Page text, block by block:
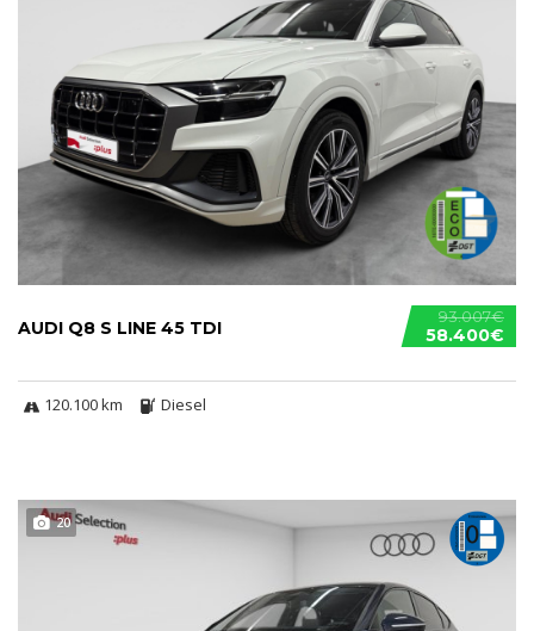
93.007€
58.400€
AUDI Q8 S LINE 45 TDI
120.100 km Diesel
20